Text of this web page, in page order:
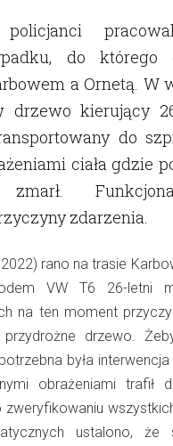
policjanci
do którego
a Ornetą. W
drzewo kierujący
do
ciała gdzie
zdarzenia.
rano na trasie
VW T6 26-letni
na ten moment
drzewo.
była
obrażeniami trafił
zweryfikowaniu
ustalono, że